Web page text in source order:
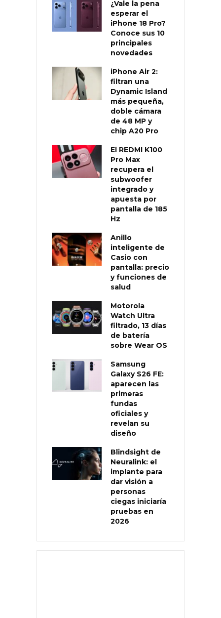
¿Vale la pena
esperar el
iPhone 18 Pro?
Conoce sus 10
principales
novedades
iPhone Air 2:
filtran una
Dynamic Island
más pequeña,
doble cámara
de 48 MP y
chip A20 Pro
El REDMI K100
Pro Max
recupera el
subwoofer
integrado y
apuesta por
pantalla de 185
Hz
Anillo
inteligente de
Casio con
pantalla: precio
y funciones de
salud
Motorola
Watch Ultra
filtrado, 13 días
de batería
sobre Wear OS
Samsung
Galaxy S26 FE:
aparecen las
primeras
fundas
oficiales y
revelan su
diseño
Blindsight de
Neuralink: el
implante para
dar visión a
personas
ciegas iniciaría
pruebas en
2026